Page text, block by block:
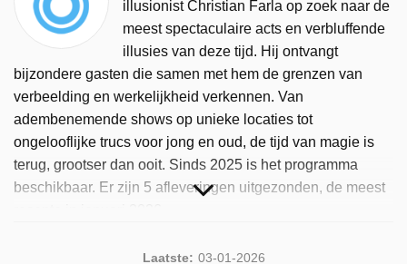
illusionist Christian Farla op zoek naar de
meest spectaculaire acts en verbluffende
illusies van deze tijd. Hij ontvangt
bijzondere gasten die samen met hem de grenzen van
verbeelding en werkelijkheid verkennen. Van
adembenemende shows op unieke locaties tot
ongelooflijke trucs voor jong en oud, de tijd van magie is
terug, grootser dan ooit. Sinds 2025 is het programma
beschikbaar. Er zijn 5 afleveringen uitgezonden, de meest
Laatste: 03-01-2026